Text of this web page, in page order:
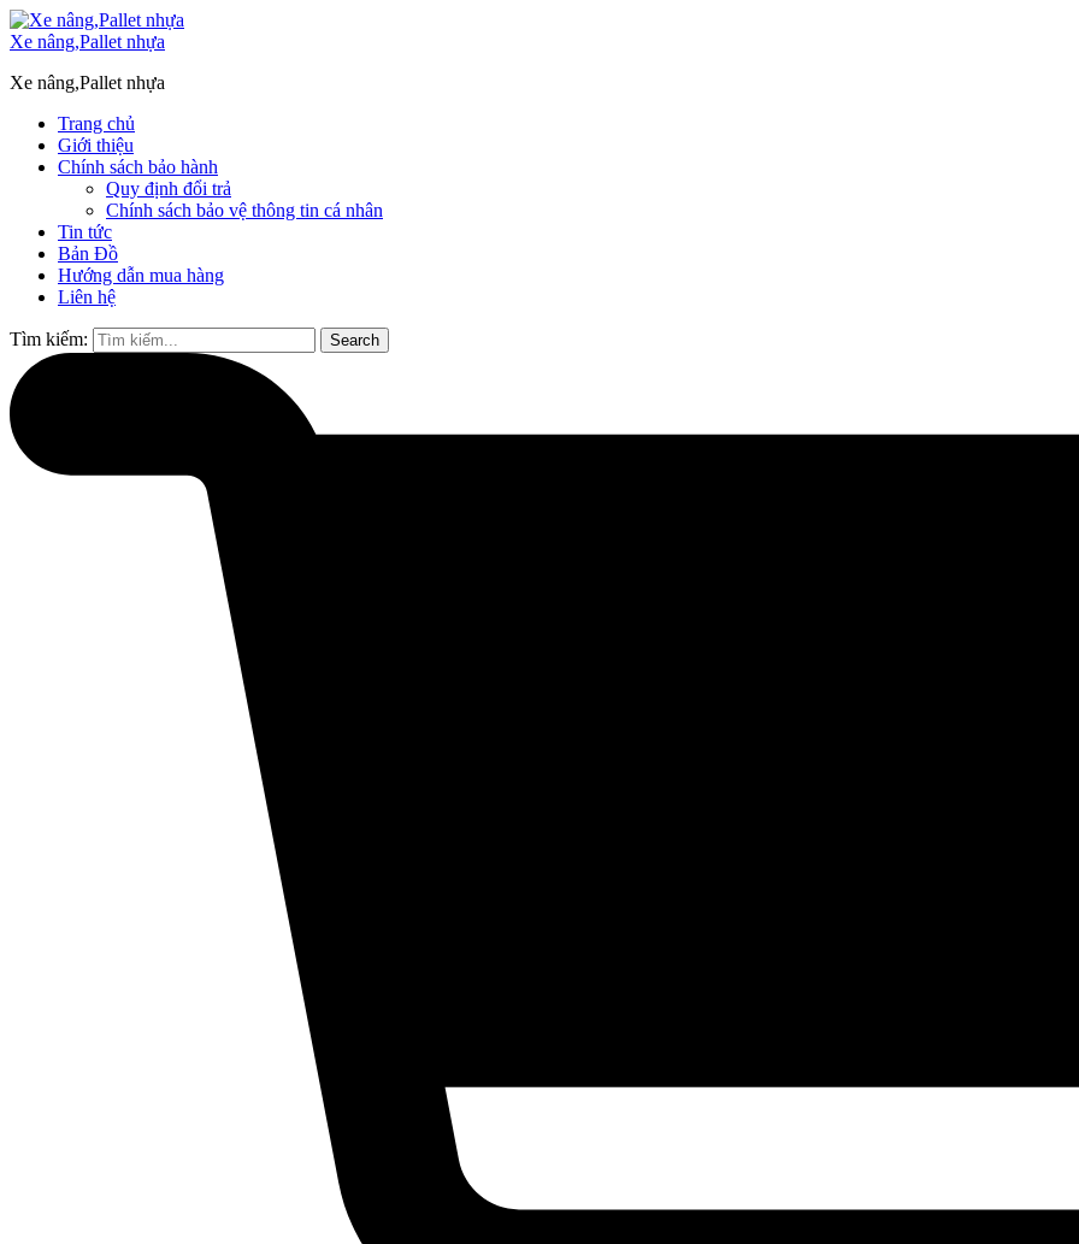
Xe nâng,Pallet nhựa
Xe nâng,Pallet nhựa
Trang chủ
Giới thiệu
Chính sách bảo hành
Quy định đổi trả
Chính sách bảo vệ thông tin cá nhân
Tin tức
Bản Đồ
Hướng dẫn mua hàng
Liên hệ
Tìm kiếm: Search